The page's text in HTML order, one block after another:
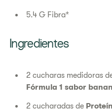
5.4 G Fibra*
Ingredientes
2 cucharas medidoras
Fórmula 1 sabor
2 cucharadas de